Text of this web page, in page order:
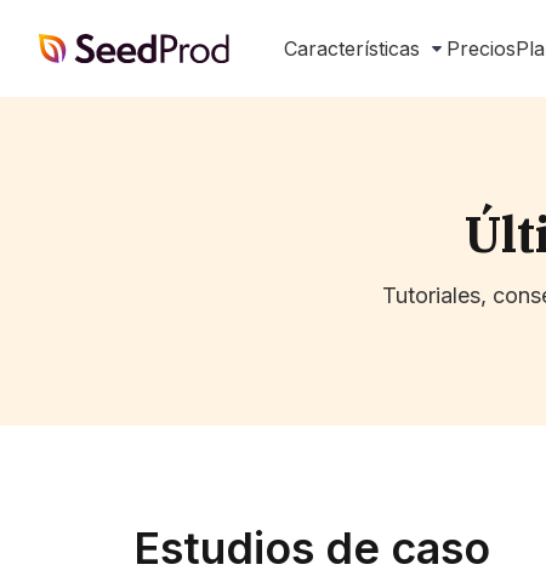
SeedProd Características Precios
Tutoriales,
Estudios de caso